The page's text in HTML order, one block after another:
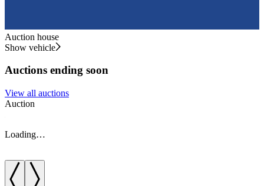
Auction house
Show vehicle
Auctions ending soon
View all auctions
Auction
Loading…